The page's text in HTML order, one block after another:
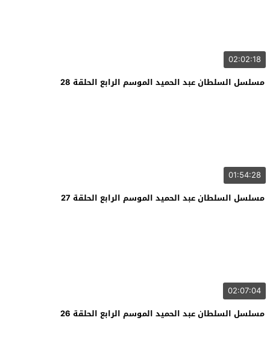
02:02:18
مسلسل السلطان عبد الحميد الموسم الرابع الحلقة 28
01:54:28
مسلسل السلطان عبد الحميد الموسم الرابع الحلقة 27
02:07:04
مسلسل السلطان عبد الحميد الموسم الرابع الحلقة 26